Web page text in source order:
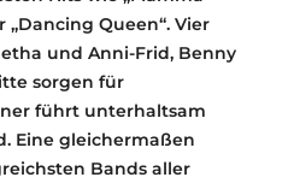
„Dancing Queen“. Vier
und Anni-Frid, Benny
sorgen für
führt unterhaltsam
Eine gleichermaßen
Bands aller